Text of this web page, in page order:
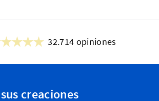
32.714 opiniones
creaciones